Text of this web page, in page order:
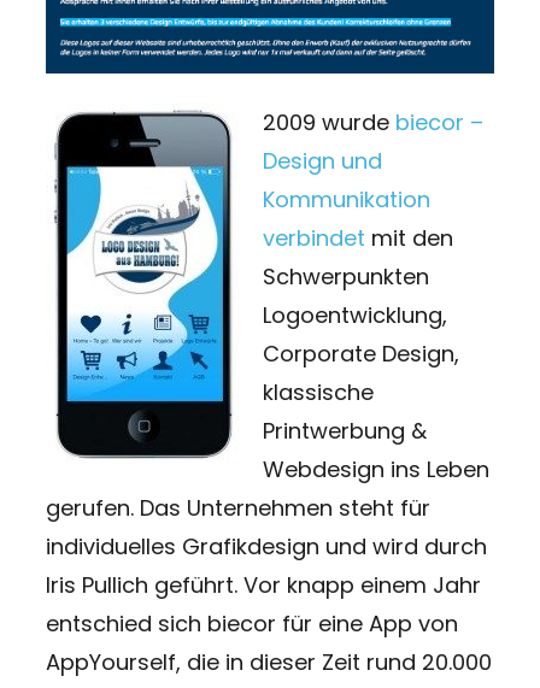
2009 wurde biecor –
Design und
Kommunikation
verbindet mit den
Schwerpunkten
Logoentwicklung,
Corporate Design,
klassische
Printwerbung &
Webdesign ins Leben
gerufen. Das Unternehmen steht für
individuelles Grafikdesign und wird durch
Iris Pullich geführt. Vor knapp einem Jahr
entschied sich biecor für eine App von
AppYourself, die in dieser Zeit rund 20.000